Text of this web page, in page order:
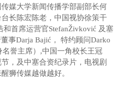
媒大学新闻传播学部副部长何
长陈宏陈老，中国视协徐策干
首席运营官StefanŽivković 及塞
事Darja Bajić， 特约顾问Darko
誉主席）,中国一角校长王冠
，及中塞合资纪录片，电视剧
狮传媒越做越好。